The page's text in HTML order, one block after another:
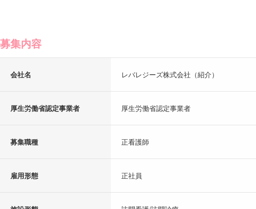
募集内容
会社名 レバレジーズ株式会社（紹介）
厚生労働省認定事業者 厚生労働省認定事業者
募集職種 正看護師
雇用形態 正社員